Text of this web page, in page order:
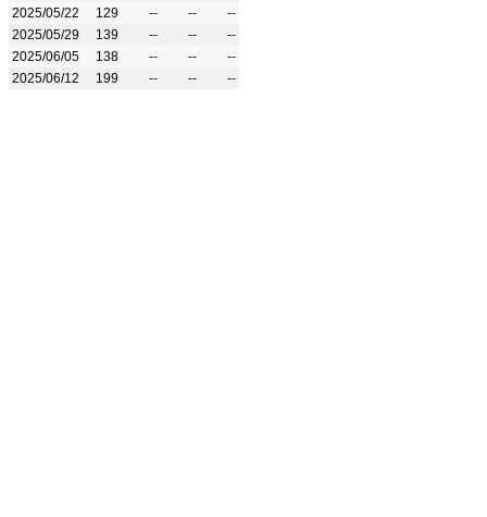
2025/05/22
129 -- --
--
2025/05/29
139 -- --
--
2025/06/05
138 -- --
--
2025/06/12
199 -- -- --